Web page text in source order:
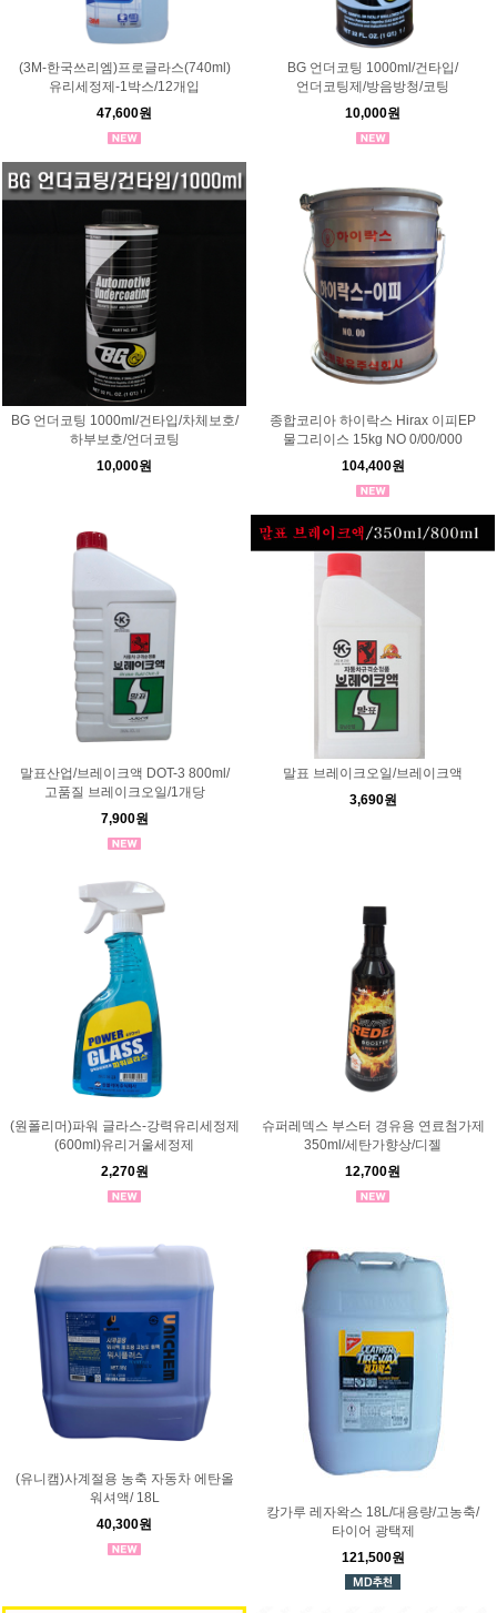
(3M-한국쓰리엠)프로글라스(740ml)
유리세정제-1박스/12개입
47,600원
BG 언더코팅 1000ml/건타입/
언더코팅제/방음방청/코팅
10,000원
BG 언더코팅 1000ml/건타입/차체보호/
하부보호/언더코팅
10,000원
종합코리아 하이락스 Hirax 이피EP
물그리이스 15kg NO 0/00/000
104,400원
말표산업/브레이크액 DOT-3 800ml/
고품질 브레이크오일/1개당
7,900원
말표 브레이크오일/브레이크액
3,690원
(원폴리머)파워 글라스-강력유리세정제
(600ml)유리거울세정제
2,270원
슈퍼레덱스 부스터 경유용 연료첨가제
350ml/세탄가향상/디젤
12,700원
(유니캠)사계절용 농축 자동차 에탄올
워셔액/ 18L
40,300원
캉가루 레자왁스 18L/대용량/고농축/
타이어 광택제
121,500원